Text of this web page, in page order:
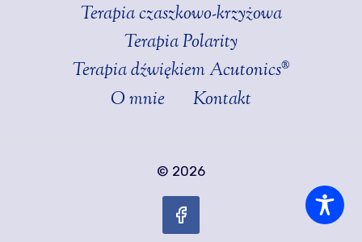
Terapia czaszkowo-krzyżowa
Terapia Polarity
Terapia dźwiękiem Acutonics®
O mnie
Kontakt
© 2026